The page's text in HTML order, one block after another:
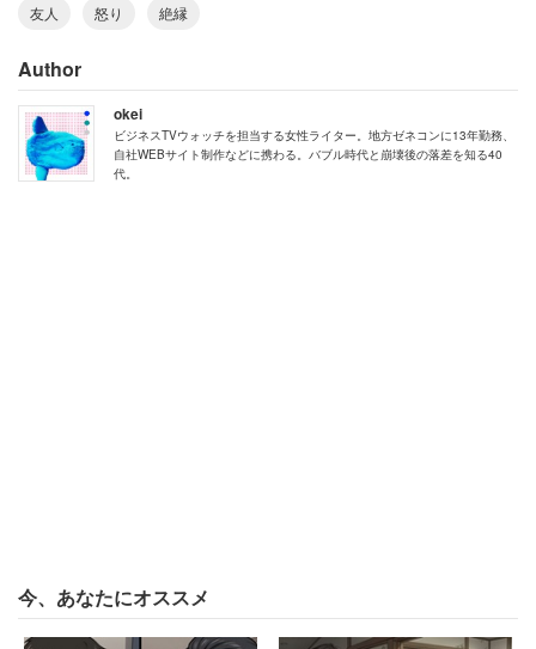
友人 怒り 絶縁
Author
okei
ビジネスTVウォッチを担当する女性ライター。地方ゼネコンに13年勤務、
自社WEBサイト制作などに携わる。バブル時代と崩壊後の落差を知る40
代。
今、あなたにオススメ